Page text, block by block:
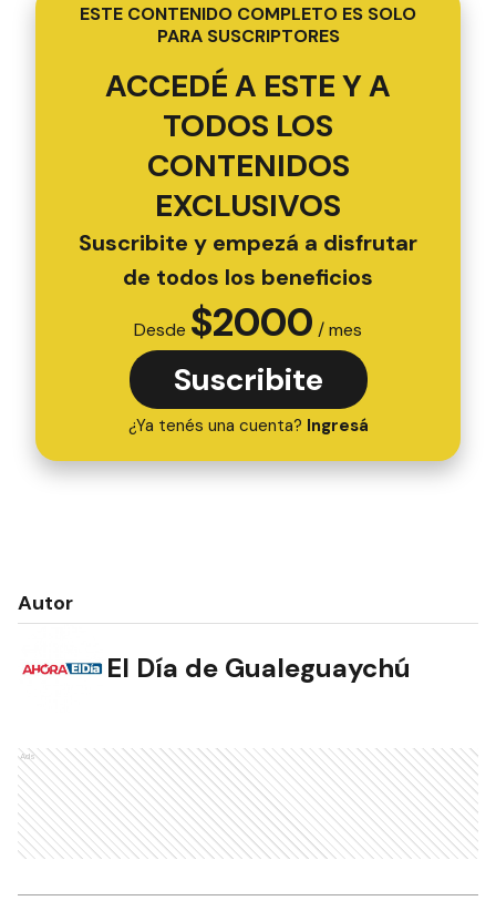
ESTE CONTENIDO COMPLETO ES SOLO
PARA SUSCRIPTORES
ACCEDÉ A ESTE Y A
TODOS LOS
CONTENIDOS
EXCLUSIVOS
Suscribite y empezá a disfrutar
de todos los beneficios
Desde $2000 / mes
Suscribite
¿Ya tenés una cuenta? Ingresá
Autor
El Día de Gualeguaychú
Ads